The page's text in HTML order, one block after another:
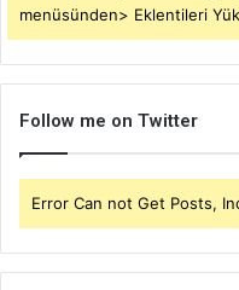
menüsünden> Eklentileri
Follow me on Twitter
Error Can not Get Posts,